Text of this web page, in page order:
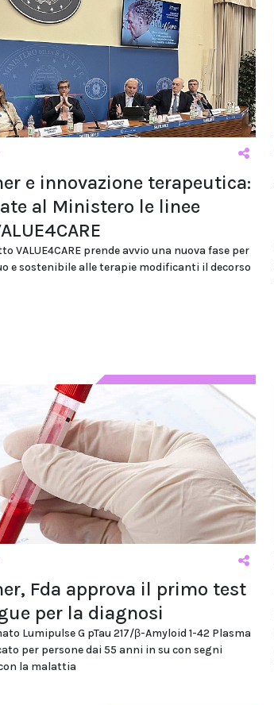
e innovazione terapeutica:
al Ministero le linee
VALUE4CARE prende avvio una nuova fase per
e sostenibile alle terapie modificanti il decorso
Fda approva il primo test
per la diagnosi
Lumipulse G pTau 217/β-Amyloid 1-42 Plasma
per persone dai 55 anni in su con segni
la malattia